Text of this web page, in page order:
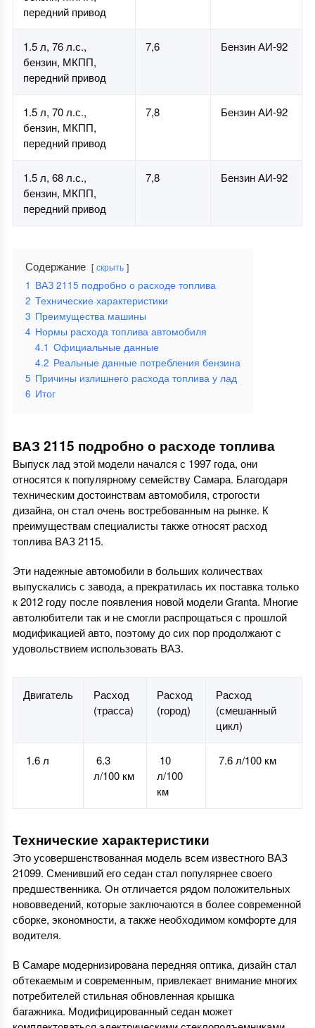
передний привод
1.5 л, 76 л.с.,
бензин, МКПП,
передний привод
7,6 Бензин АИ-92
1.5 л, 70 л.с.,
бензин, МКПП,
передний привод
7,8 Бензин АИ-92
1.5 л, 68 л.с.,
бензин, МКПП,
передний привод
7,8 Бензин АИ-92
Содержание скрыть
1 ВАЗ 2115 подробно о расходе топлива
2 Технические характеристики
3 Преимущества машины
4 Нормы расхода топлива автомобиля
4.1 Официальные данные
4.2 Реальные данные потребления бензина
5 Причины излишнего расхода топлива у лад
6 Итог
ВАЗ 2115 подробно о расходе топлива
Выпуск лад этой модели начался с 1997 года, они
относятся к популярному семейству Самара. Благодаря
техническим достоинствам автомобиля, строгости
дизайна, он стал очень востребованным на рынке. К
преимуществам специалисты также относят расход
топлива ВАЗ 2115.
Эти надежные автомобили в больших количествах
выпускались с завода, а прекратилась их поставка только
к 2012 году после появления новой модели Granta. Многие
автолюбители так и не смогли распрощаться с прошлой
модификацией авто, поэтому до сих пор продолжают с
удовольствием использовать ВАЗ.
Двигатель
Расход
(трасса)
Расход
(город)
Расход
(смешанный
цикл)
1.6 л
6.3
л/100 км
10
л/100
км
7.6 л/100 км
Технические характеристики
Это усовершенствованная модель всем известного ВАЗ
21099. Сменивший его седан стал популярнее своего
предшественника. Он отличается рядом положительных
нововведений, которые заключаются в более современной
сборке, экономности, а также необходимом комфорте для
водителя.
В Самаре модернизирована передняя оптика, дизайн стал
обтекаемым и современным, привлекает внимание многих
потребителей стильная обновленная крышка
багажника. Модифицированный седан может